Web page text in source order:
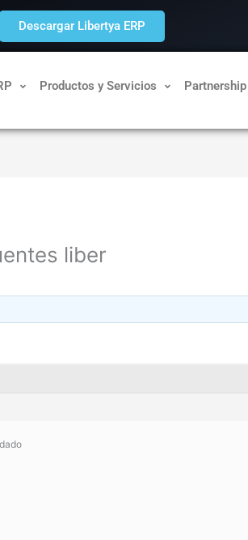
Descargar Libertya ERP
Productos y Servicios Partnership
liber